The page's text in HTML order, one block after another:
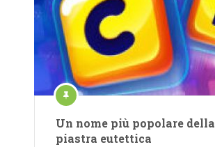
Un nome più popolare della
piastra eutettica